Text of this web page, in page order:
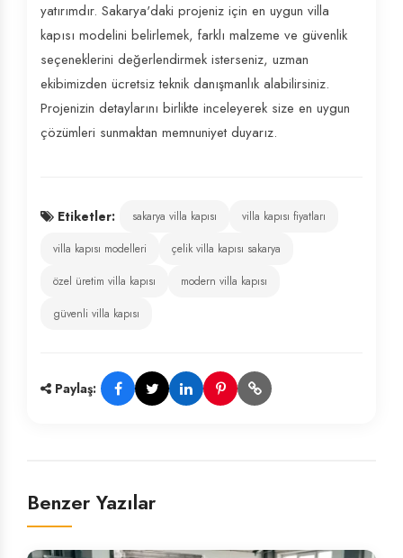
yatırımdır. Sakarya'daki projeniz için en uygun villa
kapısı modelini belirlemek, farklı malzeme ve güvenlik
seçeneklerini değerlendirmek isterseniz, uzman
ekibimizden ücretsiz teknik danışmanlık alabilirsiniz.
Projenizin detaylarını birlikte inceleyerek size en uygun
çözümleri sunmaktan memnuniyet duyarız.
Etiketler: sakarya villa kapısı
villa kapısı fiyatları
villa kapısı modelleri
çelik villa kapısı sakarya
özel üretim villa kapısı
modern villa kapısı
güvenli villa kapısı
Paylaş:
Benzer Yazılar